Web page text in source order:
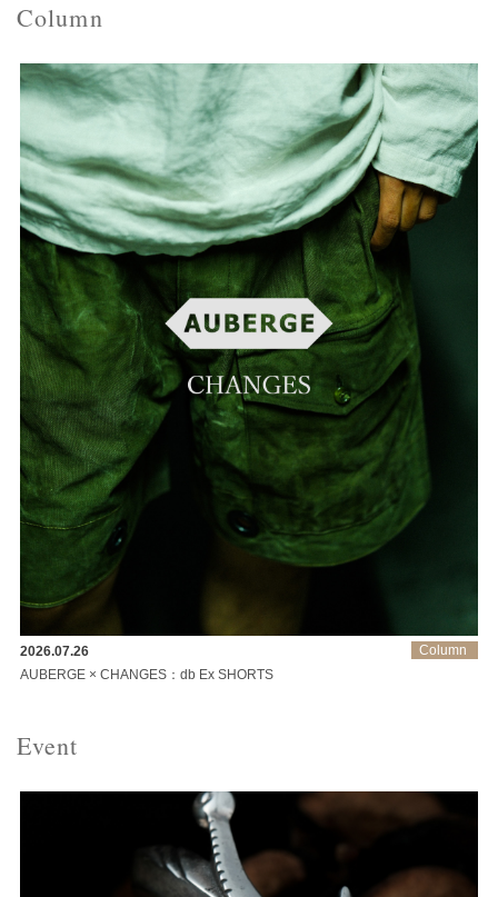
Column
Column
2026.07.26
AUBERGE × CHANGES：db Ex SHORTS
Event